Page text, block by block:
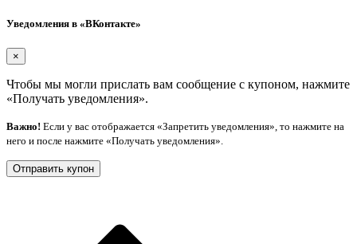
Уведомления в «ВКонтакте»
×
Чтобы мы могли прислать вам сообщение с купоном, нажмите
«Получать уведомления».
Важно! Если у вас отображается «Запретить уведомления», то нажмите на
него и после нажмите «Получать уведомления».
Отправить купон